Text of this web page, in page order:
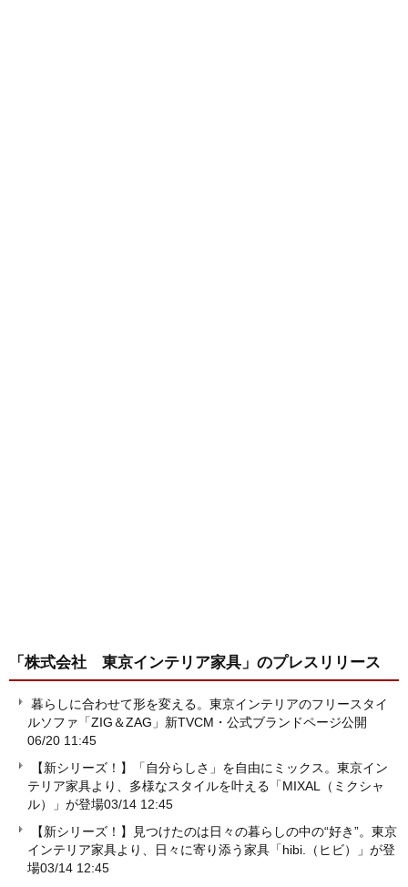
「株式会社 東京インテリア家具」 のプレスリリース
暮らしに合わせて形を変える。東京インテリアのフリースタイ
ルソファ「ZIG＆ZAG」新TVCM・公式ブランドページ公開
06/20 11:45
【新シリーズ！】「自分らしさ」を自由にミックス。東京イン
テリア家具より、多様なスタイルを叶える「MIXAL（ミクシャ
ル）」が登場03/14 12:45
【新シリーズ！】見つけたのは日々の暮らしの中の“好き”。東京
インテリア家具より、日々に寄り添う家具「hibi.（ヒビ）」が登
場03/14 12:45